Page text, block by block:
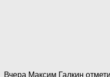
Вчера Максим Галкин